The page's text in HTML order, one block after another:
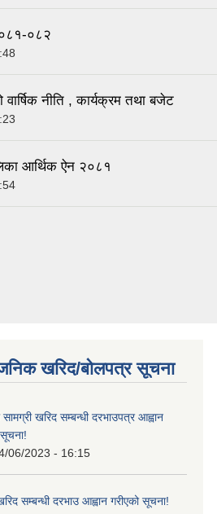
०८२
नीति , कार्यक्रम तथा बजेट
आर्थिक ‌‌‌ऐन २०८१
खरिद/बोलपत्र सूचना
खरिद सम्बन्धी दरभाउपत्र आह्वान
सूचना!
06/2023 - 16:15
सम्बन्धी दरभाउ आह्वान गरीएको सूचना!